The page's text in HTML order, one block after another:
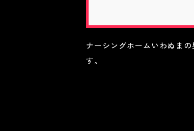
ナーシングホームいわぬま
す。